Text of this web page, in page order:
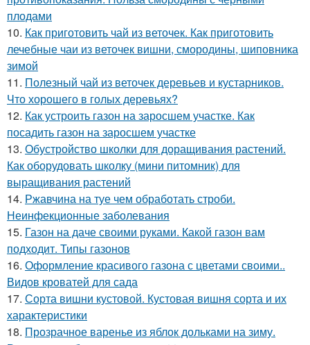
плодами
10. Как приготовить чай из веточек. Как приготовить
лечебные чаи из веточек вишни, смородины, шиповника
зимой
11. Полезный чай из веточек деревьев и кустарников.
Что хорошего в голых деревьях?
12. Как устроить газон на заросшем участке. Как
посадить газон на заросшем участке
13. Обустройство школки для доращивания растений.
Как оборудовать школку (мини питомник) для
выращивания растений
14. Ржавчина на туе чем обработать строби.
Неинфекционные заболевания
15. Газон на даче своими руками. Какой газон вам
подходит. Типы газонов
16. Оформление красивого газона с цветами своими..
Видов кроватей для сада
17. Сорта вишни кустовой. Кустовая вишня сорта и их
характеристики
18. Прозрачное варенье из яблок дольками на зиму.